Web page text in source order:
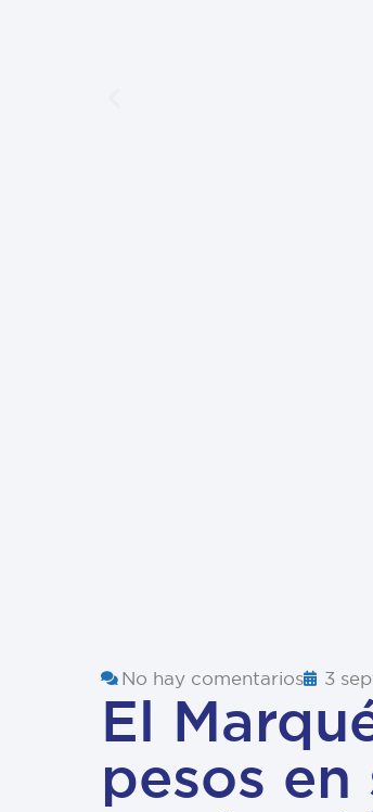
No hay comentarios 3
El
pesos